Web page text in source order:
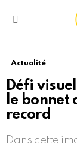
Actualité
Défi
le bonnet
record
Dans cette